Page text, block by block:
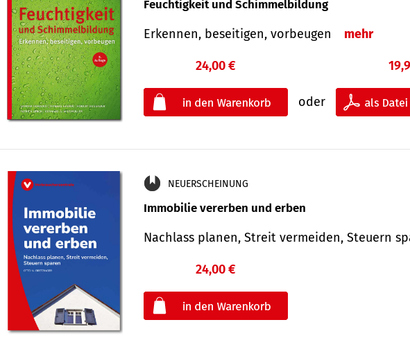
Feuchtigkeit und Schimmelbildung
Erkennen, beseitigen, vorbeugen mehr
24,00 €
oder
NEUERSCHEINUNG
Immobilie vererben und erben
Nachlass planen, Streit vermeiden, Steuern
24,00 €